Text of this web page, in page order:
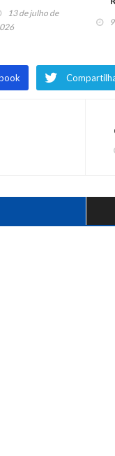
13 de julho de